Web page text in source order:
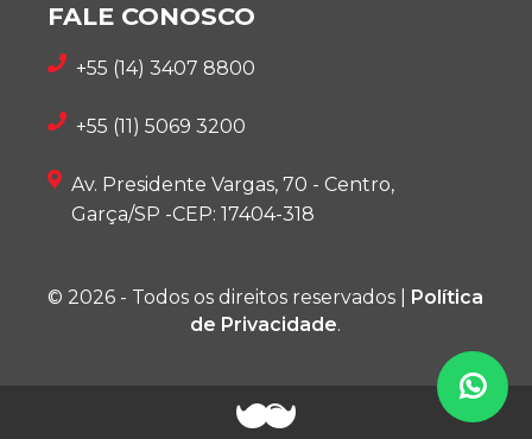
FALE CONOSCO
+55 (14) 3407 8800
+55 (11) 5069 3200
Av. Presidente Vargas, 70 - Centro,
Garça/SP -CEP: 17404-318
© 2026 - Todos os direitos reservados |
Política
de Privacidade.